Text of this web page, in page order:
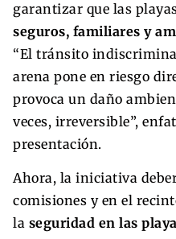
garantizar que las
seguros, familiares y
“El tránsito
arena pone en riesgo
provoca un daño
veces, irreversible”,
presentación.
Ahora, la iniciativa
comisiones y en el
la seguridad en las